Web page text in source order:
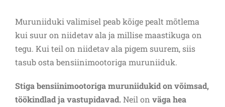
Muruniiduki valimisel peab kõige pealt mõtlema
kui suur on niidetav ala ja millise maastikuga on
tegu. Kui teil on niidetav ala pigem suurem, siis
tasub osta bensiinimootoriga muruniiduk.
Stiga bensiinimootoriga muruniidukid on võimsad,
töökindlad ja vastupidavad.Neil on väga hea